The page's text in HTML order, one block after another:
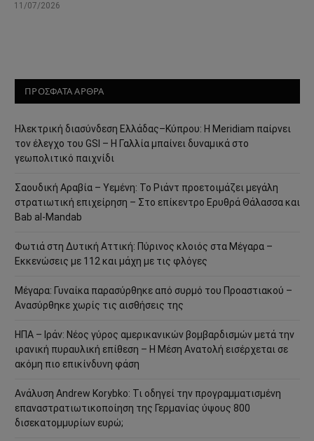
11/07/2026
ΠΡΟΣΦΑΤΑ ΑΡΘΡΑ
Ηλεκτρική διασύνδεση Ελλάδας–Κύπρου: Η Meridiam παίρνει
τον έλεγχο του GSI – Η Γαλλία μπαίνει δυναμικά στο
γεωπολιτικό παιχνίδι
Σαουδική Αραβία – Υεμένη: Το Ριάντ προετοιμάζει μεγάλη
στρατιωτική επιχείρηση – Στο επίκεντρο Ερυθρά Θάλασσα και
Bab al-Mandab
Φωτιά στη Δυτική Αττική: Πύρινος κλοιός στα Μέγαρα –
Εκκενώσεις με 112 και μάχη με τις φλόγες
Μέγαρα: Γυναίκα παρασύρθηκε από συρμό του Προαστιακού –
Ανασύρθηκε χωρίς τις αισθήσεις της
ΗΠΑ – Ιράν: Νέος γύρος αμερικανικών βομβαρδισμών μετά την
ιρανική πυραυλική επίθεση – Η Μέση Ανατολή εισέρχεται σε
ακόμη πιο επικίνδυνη φάση
Ανάλυση Andrew Korybko: Τι οδηγεί την προγραμματισμένη
επαναστρατιωτικοποίηση της Γερμανίας ύψους 800
δισεκατομμυρίων ευρώ;